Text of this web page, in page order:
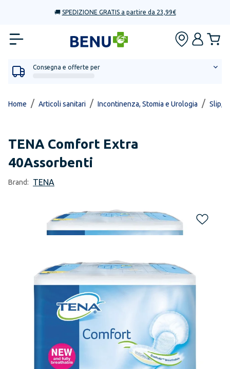
🚚 SPEDIZIONE GRATIS a partire da 23,99€
Consegna e offerte per
Home / Articoli sanitari / Incontinenza, Stomia e Urologia / Slip,
TENA Comfort Extra
40Assorbenti
Brand: TENA